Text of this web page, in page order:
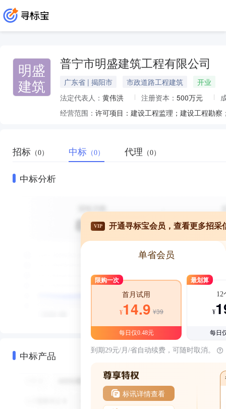
明盛
建筑
普宁市明盛建筑工程有限公司
广东省 | 揭阳市 市政道路工程建筑
开业
法定代表人： 黄伟洪 注册资本： 500万元
经营范围：
招标 （0） 中标 （0） 代理 （0）
中标分析
中标产品
VIP 开通寻标宝会员，查看更多招采
单省会员
限购一次
首月试用
¥14.9 ¥39
每日仅0.48元
最划算
12
¥
每日
到期29元/月/省自动续费，可随时取消。
标讯详情查看